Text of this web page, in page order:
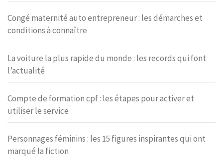
Congé maternité auto entrepreneur : les démarches et
conditions à connaître
La voiture la plus rapide du monde : les records qui font
l’actualité
Compte de formation cpf : les étapes pour activer et
utiliser le service
Personnages féminins : les 15 figures inspirantes qui ont
marqué la fiction